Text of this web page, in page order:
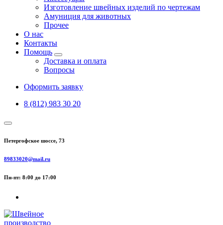
Изготовление швейных изделий по чертежам
Амуниция для животных
Прочее
О нас
Контакты
Помощь
Доставка и оплата
Вопросы
Оформить заявку
8 (812) 983 30 20
Петергофское шоссе, 73
89833020@mail.ru
Пн-пт: 8:00 до 17:00